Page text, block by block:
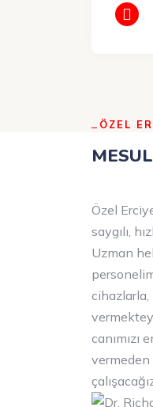
ÖZEL
Özel
saygılı,
Uzman
cihazlarla,